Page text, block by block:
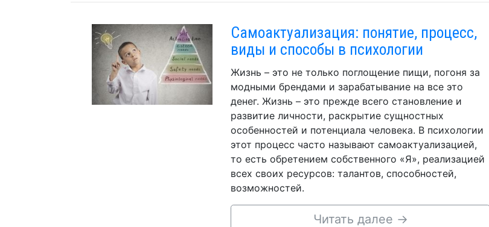
Самоактуализация: понятие, процесс,
виды и способы в психологии
Жизнь – это не только поглощение пищи, погоня за
модными брендами и зарабатывание на все это
денег. Жизнь – это прежде всего становление и
развитие личности, раскрытие сущностных
особенностей и потенциала человека. В психологии
этот процесс часто называют самоактуализацией,
то есть обретением собственного «Я», реализацией
всех своих ресурсов: талантов, способностей,
возможностей.
Читать далее →